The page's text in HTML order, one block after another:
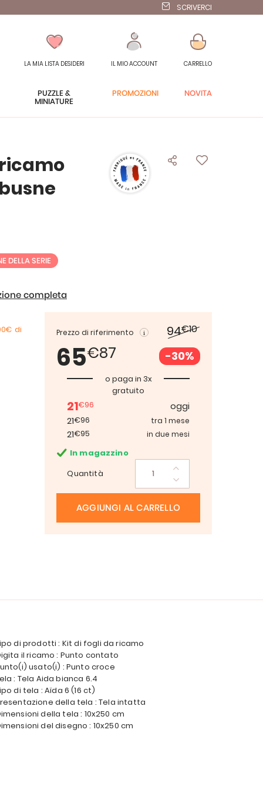
SCRIVERCI
LA MIA LISTA DESIDERI IL MIO ACCOUNT CARRELLO
PUZZLE &
MINIATURE
PROMOZIONI NOVITÀ
DELLA SERIE
completa
Prezzo di riferimento 94€10
65€87 -30%
o paga in 3x
gratuito
21€96
oggi
21€96 tra 1 mese
21€95 in due mesi
In magazzino
Quantità
AGGIUNGI AL CARRELLO
di
di prodotti : Kit di fogli da ricamo
il ricamo : Punto contato
usato(i) : Punto croce
: Tela Aida bianca 6.4
di tela : Aïda 6 (16 ct)
della tela : Tela intatta
della tela : 10x250 cm
del disegno : 10x250 cm